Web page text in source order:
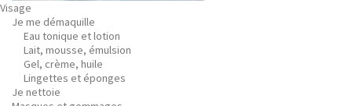
Visage
Je me démaquille
Eau tonique et lotion
Lait, mousse, émulsion
Gel, crème, huile
Lingettes et éponges
Je nettoie